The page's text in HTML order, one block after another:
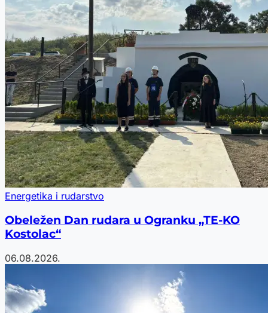
Energetika i rudarstvo
Obeležen Dan rudara u Ogranku „TE-KO
Kostolac“
06.08.2026.